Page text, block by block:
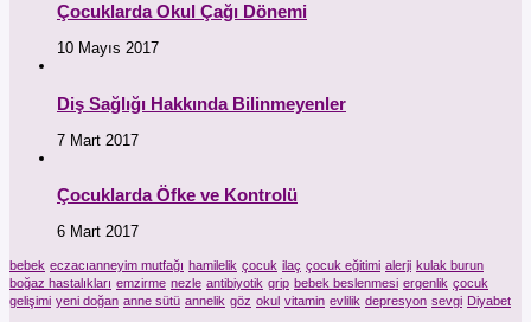
Çocuklarda Okul Çağı Dönemi
10 Mayıs 2017
Diş Sağlığı Hakkında Bilinmeyenler
7 Mart 2017
Çocuklarda Öfke ve Kontrolü
6 Mart 2017
bebek eczacıanneyim mutfağı hamilelik çocuk ilaç çocuk eğitimi alerji kulak burun
boğaz hastalıkları emzirme nezle antibiyotik grip bebek beslenmesi ergenlik çocuk
gelişimi yeni doğan anne sütü annelik göz okul vitamin evlilik depresyon sevgi Diyabet